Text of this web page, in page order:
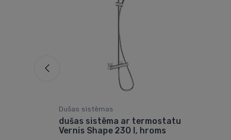
Dušas sistēmas
dušas sistēma ar termostatu
Vernis Shape 230 I, hroms